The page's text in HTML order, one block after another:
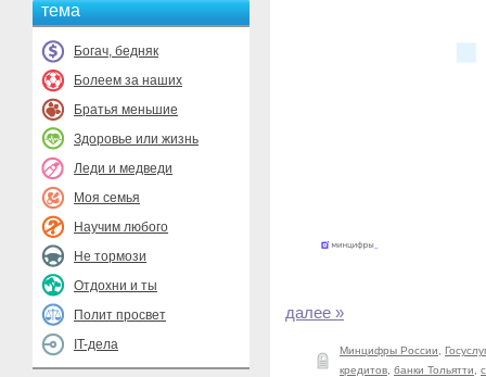
тема
Богач, бедняк
Болеем за наших
Братья меньшие
Здоровье или жизнь
Леди и медведи
Моя семья
Научим любого
Не тормози
Отдохни и ты
Полит просвет
IT-дела
далее »
Минцифры России
кредитов банки Тольятти